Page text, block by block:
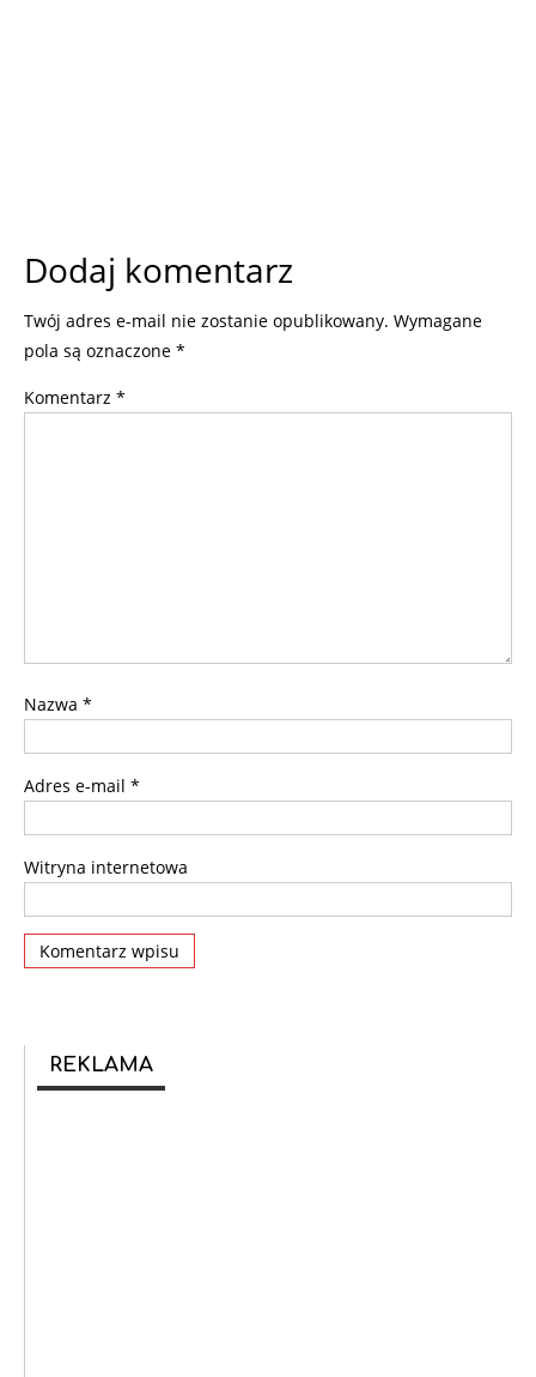
Dodaj komentarz
Twój adres e-mail nie zostanie opublikowany. Wymagane
pola są oznaczone *
Komentarz *
Nazwa *
Adres e-mail *
Witryna internetowa
REKLAMA